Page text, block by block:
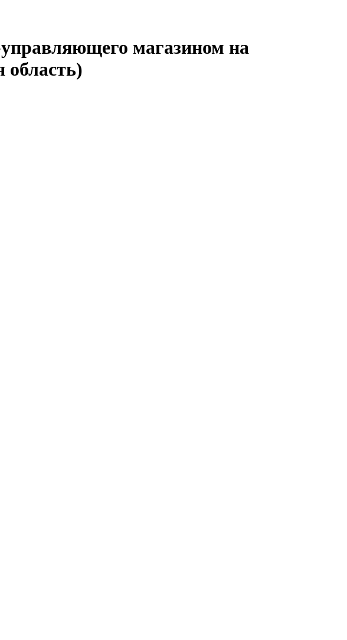
магазином на
область)